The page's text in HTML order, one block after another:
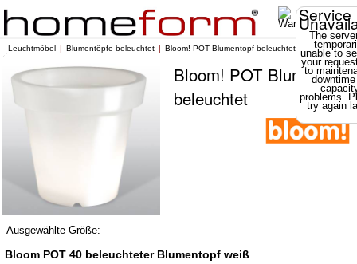
Service
The
unable to
your
to
problems.
try again
Leuchtmöbel Blumentöpfe beleuchtet Bloom! POT Blumentopf beleuchtet
Bloom! POT Blumentopf
beleuchtet
Ausgewählte Größe:
Bloom POT 40 beleuchteter Blumentopf weiß